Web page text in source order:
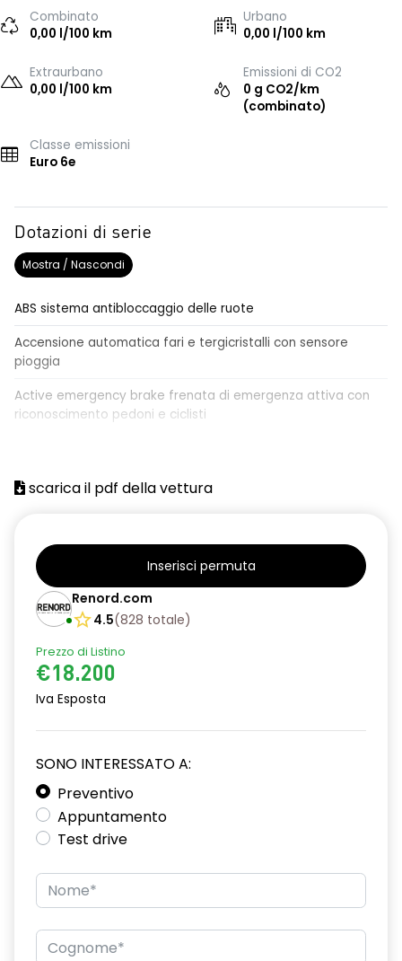
Combinato
0,00 l/100 km
Urbano
0,00 l/100 km
Extraurbano
0,00 l/100 km
Emissioni di CO2
0 g CO2/km
(combinato)
Classe emissioni
Euro 6e
Dotazioni di serie
Mostra / Nascondi
ABS sistema antibloccaggio delle ruote
Accensione automatica fari e tergicristalli con sensore
pioggia
Active emergency brake frenata di emergenza attiva con
riconoscimento pedoni e ciclisti
Airbag laterali a tendina anteriori e posteriori
Alzacristalli elettrici posteriori
Barre tetto modulari nere
Bracciolo anteriore con vano portaoggetti
Chiave pieghevole a 3 pulsanti
Distance warning avviso distanza di sicurezza
Driver display con schermo TFT da 3,5''
Eco Mode
compatibile 2G/3G o 4G/5G in base al veicolo
Firma luminosa pixelata con fari full LED
HARM03
scarica il pdf della vettura
Inserisci permuta
Renord.com
4.5(828 totale)
Prezzo di Listino
€18.200
Iva Esposta
SONO INTERESSATO A:
Preventivo
Appuntamento
Test drive